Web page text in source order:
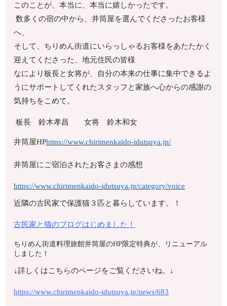
このことが、本当に、本当に嬉しかったです。
数多くの宿の中から、井筒屋を選んでくださったお客様
へ、
そして、ちりめん街道にいらっしゃるお客様をあたたかく
迎えてくださった、地元住民の皆様
なにより板長と女将が、自分の本来の仕事に集中できるよ
うにサポートしてくれたスタッフと家族へ心からの感謝の
気持ちをこめて。
板長 鈴木孝昌 女将 鈴木和女
井筒屋HPhttps://www.chirimenkaido-idutsuya.jp/
井筒屋にご宿泊されたお客さまの感想
https://www.chirimenkaido-idutsuya.jp/category/voice
近隣の古民家で保護猫３匹と暮らしています。！
古民家と猫のブログはじめました！
ちりめん街道料理旅館井筒屋のHP限定特典が、リニューアル
しました！
↓詳しくはこちらのページをご覧くださいね。↓
https://www.chirimenkaido-idutsuya.jp/news/683